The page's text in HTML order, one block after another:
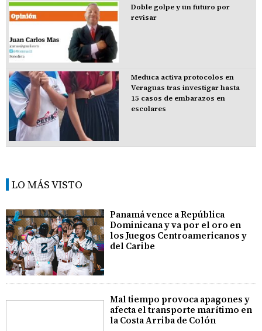
Doble golpe y un futuro por
revisar
Meduca activa protocolos en
Veraguas tras investigar hasta
15 casos de embarazos en
escolares
LO MÁS VISTO
Panamá vence a República
Dominicana y va por el oro en
los Juegos Centroamericanos y
del Caribe
Mal tiempo provoca apagones y
afecta el transporte marítimo en
la Costa Arriba de Colón